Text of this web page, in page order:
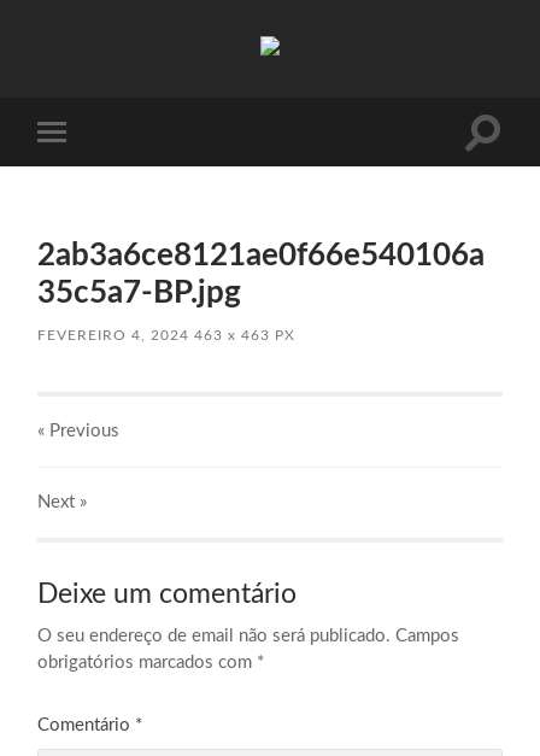
mobile
Toggle
2ab3a6ce8121ae0f66e540106a
35c5a7-BP.jpg
FEVEREIRO 4, 2024 463x 463 PX
« Previous
Next »
Deixe um comentário
O seu endereço de email não será publicado. Campos
obrigatórios marcados com *
Comentário *